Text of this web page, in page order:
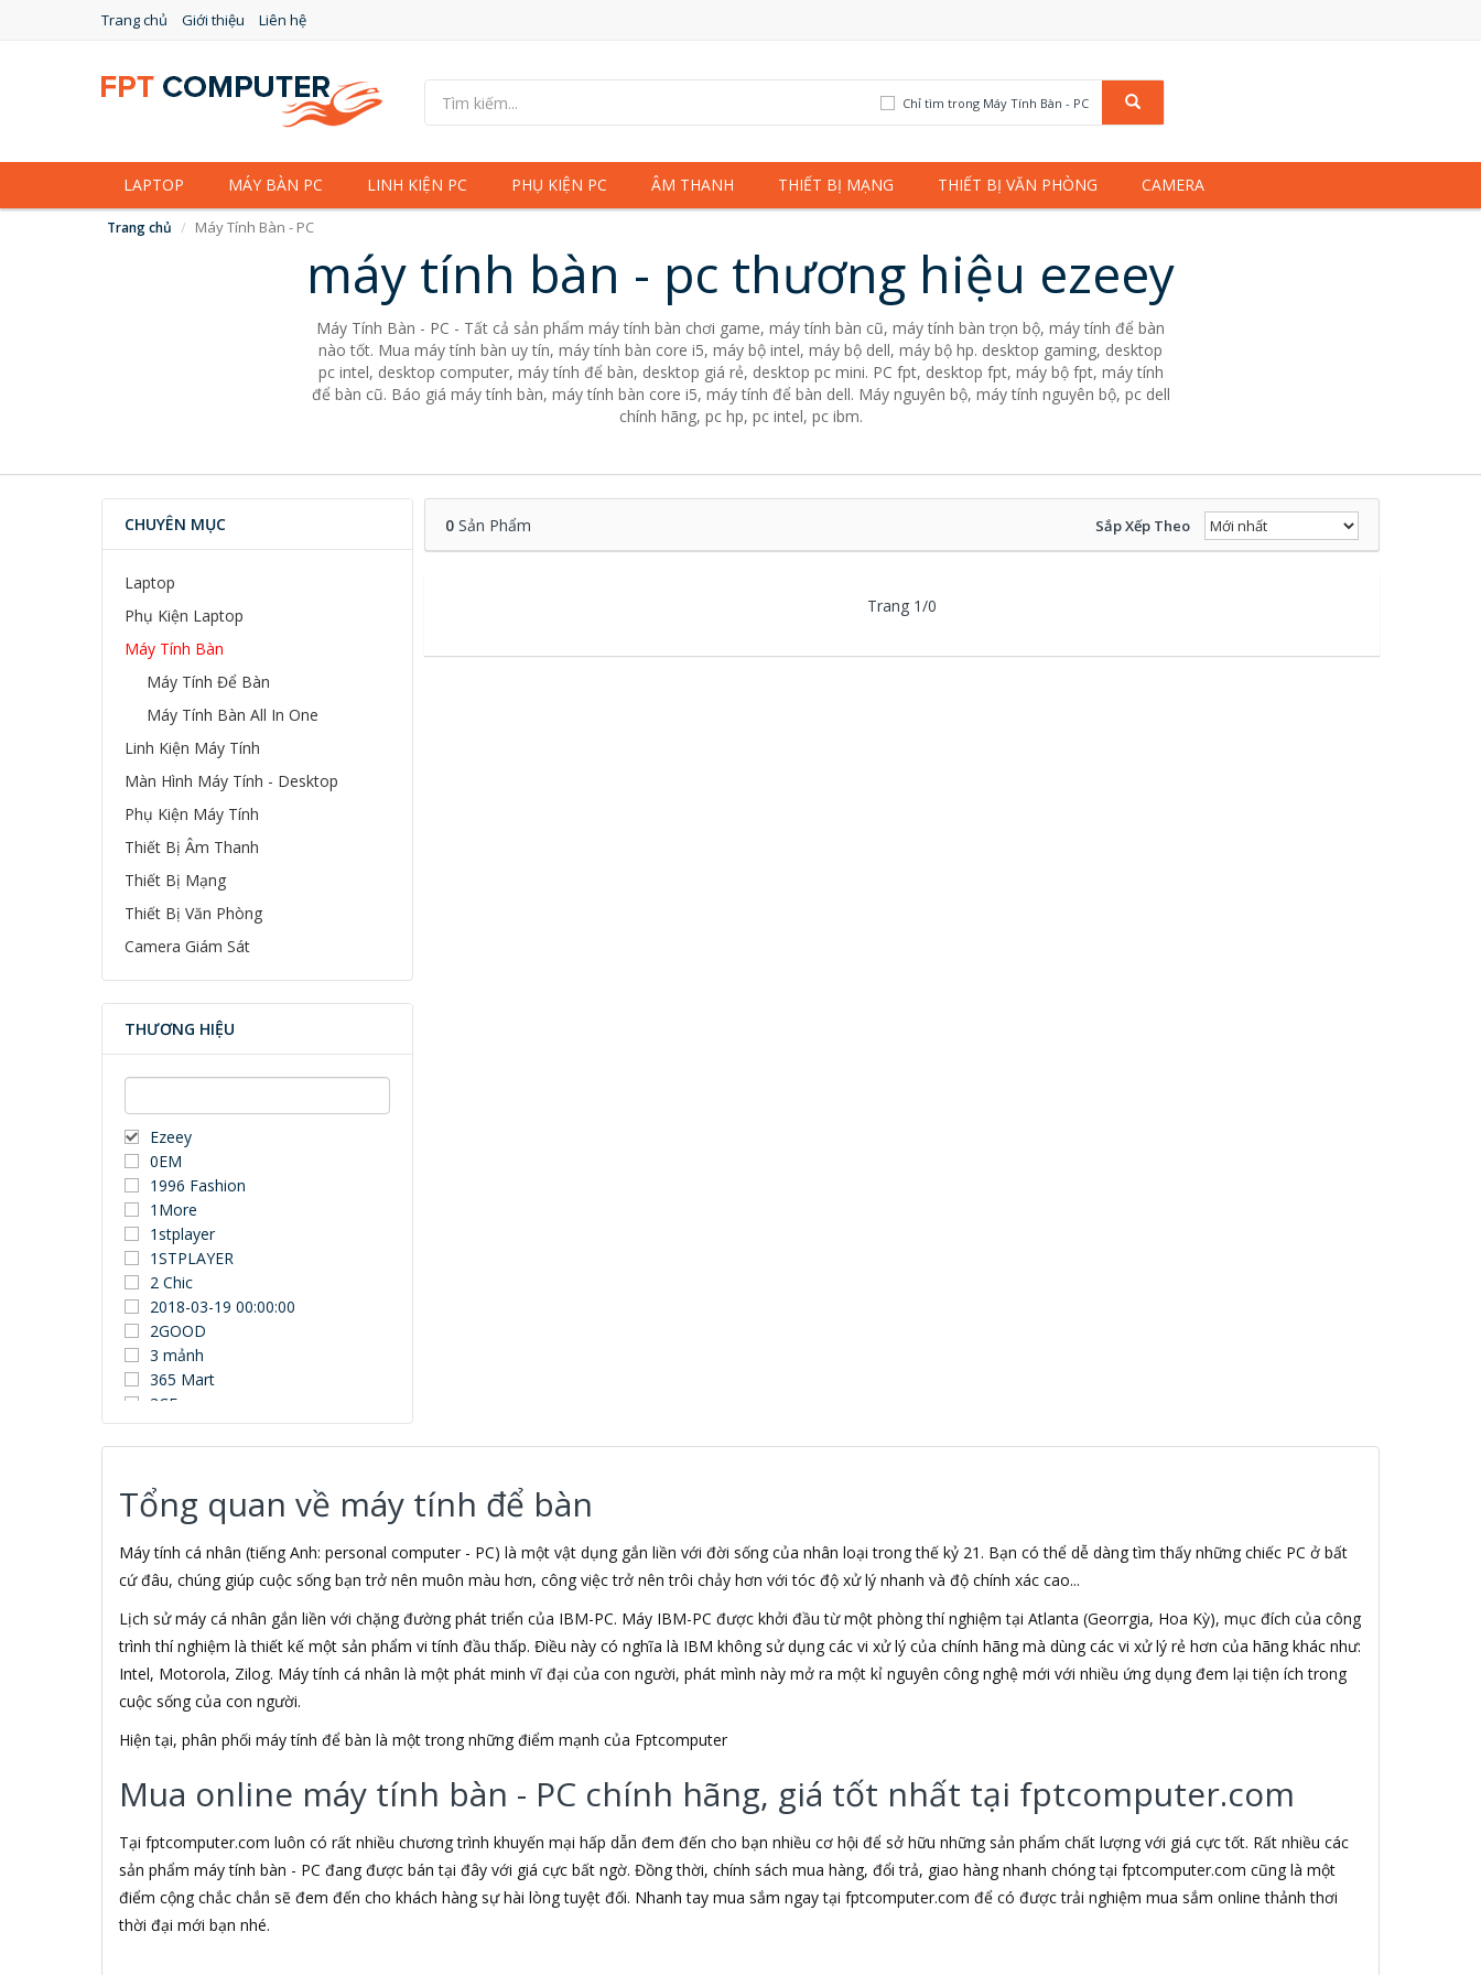
Trang chủ Giới thiệu Liên hệ
Chỉ tìm trong Máy Tính Bàn - PC
LAPTOP MÁY BÀN PC LINH KIỆN PC PHỤ KIỆN PC ÂM THANH THIẾT BỊ MẠNG THIẾT BỊ VĂN PHÒNG CAMERA
Trang chủ Máy Tính Bàn - PC
máy tính bàn - pc thương hiệu ezeey
Máy Tính Bàn - PC - Tất cả sản phẩm máy tính bàn chơi game, máy tính bàn cũ, máy tính bàn trọn bộ, máy tính để bàn
nào tốt. Mua máy tính bàn uy tín, máy tính bàn core i5, máy bộ intel, máy bộ dell, máy bộ hp. desktop gaming, desktop
pc intel, desktop computer, máy tính để bàn, desktop giá rẻ, desktop pc mini. PC fpt, desktop fpt, máy bộ fpt, máy tính
để bàn cũ. Báo giá máy tính bàn, máy tính bàn core i5, máy tính để bàn dell. Máy nguyên bộ, máy tính nguyên bộ, pc dell
chính hãng, pc hp, pc intel, pc ibm.
CHUYÊN MỤC
Laptop
Phụ Kiện Laptop
Máy Tính Bàn
Máy Tính Để Bàn
Máy Tính Bàn All In One
Linh Kiện Máy Tính
Màn Hình Máy Tính - Desktop
Phụ Kiện Máy Tính
Thiết Bị Âm Thanh
Thiết Bị Mạng
Thiết Bị Văn Phòng
Camera Giám Sát
THƯƠNG HIỆU
Ezeey
0EM
1996 Fashion
1More
1stplayer
1STPLAYER
2 Chic
2018-03-19 00:00:00
2GOOD
3 mảnh
365 Mart
3CE
3Dconnexion
3DUN
3M
3NOD
3OneData
4D
5ASYSTEMS
7Gift Shop
8848
A 100+
A Bonne
A Brand
A & T
Aardvark
Abel
Abo
ACASIS
Acatel
Acbel
0Sản Phẩm Sắp Xếp Theo
Trang 1/0
Tổng quan về máy tính để bàn
Máy tính cá nhân (tiếng Anh: personal computer - PC) là một vật dụng gắn liền với đời sống của nhân loại trong thế kỷ 21. Bạn có thể dễ dàng tìm thấy những chiếc PC ở bất
cứ đâu, chúng giúp cuộc sống bạn trở nên muôn màu hơn, công việc trở nên trôi chảy hơn với tóc độ xử lý nhanh và độ chính xác cao...
Lịch sử máy cá nhân gắn liền với chặng đường phát triển của IBM-PC. Máy IBM-PC được khởi đầu từ một phòng thí nghiệm tại Atlanta (Georrgia, Hoa Kỳ), mục đích của công
trình thí nghiệm là thiết kế một sản phẩm vi tính đầu thấp. Điều này có nghĩa là IBM không sử dụng các vi xử lý của chính hãng mà dùng các vi xử lý rẻ hơn của hãng khác như:
Intel, Motorola, Zilog. Máy tính cá nhân là một phát minh vĩ đại của con người, phát mình này mở ra một kỉ nguyên công nghệ mới với nhiều ứng dụng đem lại tiện ích trong
cuộc sống của con người.
Hiện tại, phân phối máy tính để bàn là một trong những điểm mạnh của Fptcomputer
Mua online máy tính bàn - PC chính hãng, giá tốt nhất tại fptcomputer.com
Tại fptcomputer.com luôn có rất nhiều chương trình khuyến mại hấp dẫn đem đến cho bạn nhiều cơ hội để sở hữu những sản phẩm chất lượng với giá cực tốt. Rất nhiều các
sản phẩm máy tính bàn - PC đang được bán tại đây với giá cực bất ngờ. Đồng thời, chính sách mua hàng, đổi trả, giao hàng nhanh chóng tại fptcomputer.com cũng là một
điểm cộng chắc chắn sẽ đem đến cho khách hàng sự hài lòng tuyệt đối. Nhanh tay mua sắm ngay tại fptcomputer.com để có được trải nghiệm mua sắm online thảnh thơi
thời đại mới bạn nhé.